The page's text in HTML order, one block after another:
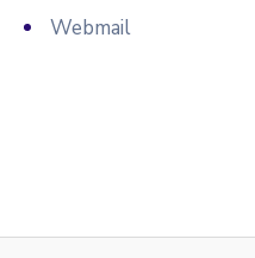
Webmail